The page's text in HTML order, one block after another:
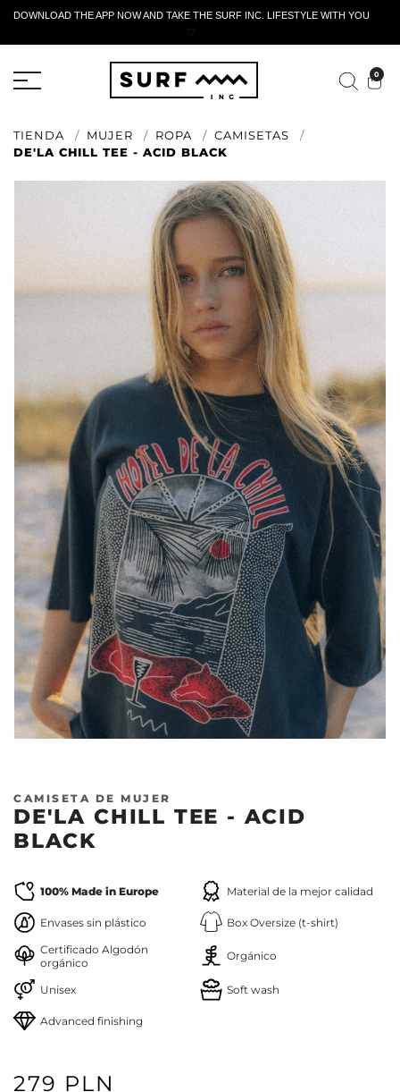
DOWNLOAD THE APP NOW AND TAKE THE SURF INC. LIFESTYLE WITH YOU
🤍
0
TIENDA MUJER ROPA
CAMISETAS
DE'LA CHILL TEE - ACID BLACK
CAMISETA DE MUJER
DE'LA CHILL TEE - ACID
BLACK
100% Made in Europe Material de la mejor calidad
Envases sin plástico
Box Oversize (t-shirt)
Certificado Algodón
orgánico
Orgánico
Unisex Soft wash
Advanced finishing
279 PLN
FORMULARIO DE RETORNO ACTIVO